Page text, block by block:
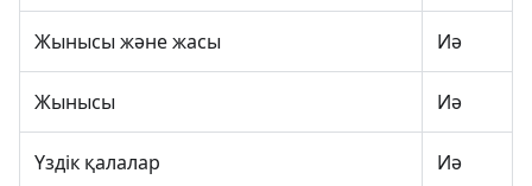
Жынысы және жасы Иә
Жынысы Иә
Үздік қалалар Иә